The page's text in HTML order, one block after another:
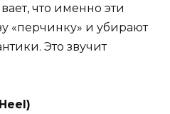
что именно эти
«перчинку» и убирают
Это звучит